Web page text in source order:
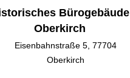
Bürogebäude
Oberkirch
Eisenbahnstraße 5, 77704
Oberkirch